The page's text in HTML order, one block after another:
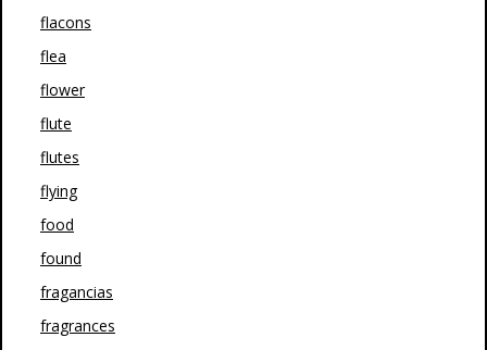
flacons
flea
flower
flute
flutes
flying
food
found
fragancias
fragrances